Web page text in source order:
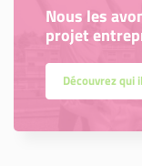
Nous les
projet
Découvrez qui